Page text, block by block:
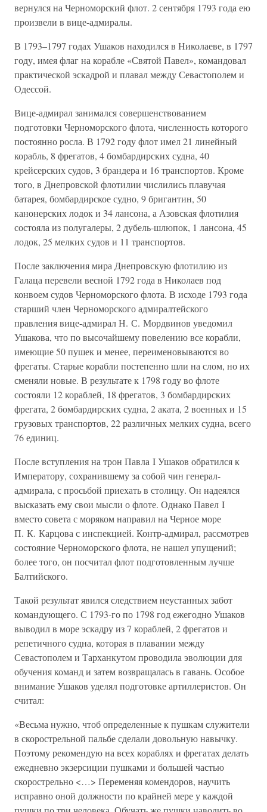
вернулся на Черноморский флот. 2 сентября 1793 года ею
произвели в вице-адмиралы.
В 1793–1797 годах Ушаков находился в Николаеве, в 1797
году, имея флаг на корабле «Святой Павел», командовал
практической эскадрой и плавал между Севастополем и
Одессой.
Вице-адмирал занимался совершенствованием
подготовки Черноморского флота, численность которого
постоянно росла. В 1792 году флот имел 21 линейный
корабль, 8 фрегатов, 4 бомбардирских судна, 40
крейсерских судов, 3 брандера и 16 транспортов. Кроме
того, в Днепровской флотилии числились плавучая
батарея, бомбардирское судно, 9 бригантин, 50
канонерских лодок и 34 лансона, а Азовская флотилия
состояла из полугалеры, 2 дубель-шлюпок, 1 лансона, 45
лодок, 25 мелких судов и 11 транспортов.
После заключения мира Днепровскую флотилию из
Галаца перевели весной 1792 года в Николаев под
конвоем судов Черноморского флота. В исходе 1793 года
старший член Черноморского адмиралтейского
правления вице-адмирал Н. С. Мордвинов уведомил
Ушакова, что по высочайшему повелению все корабли,
имеющие 50 пушек и менее, переименовываются во
фрегаты. Старые корабли постепенно шли на слом, но их
сменяли новые. В результате к 1798 году во флоте
состояли 12 кораблей, 18 фрегатов, 3 бомбардирских
фрегата, 2 бомбардирских судна, 2 аката, 2 военных и 15
грузовых транспортов, 22 различных мелких судна, всего
76 единиц.
После вступления на трон Павла I Ушаков обратился к
Императору, сохранившему за собой чин генерал-
адмирала, с просьбой приехать в столицу. Он надеялся
высказать ему свои мысли о флоте. Однако Павел I
вместо совета с моряком направил на Черное море
П. К. Карцова с инспекцией. Контр-адмирал, рассмотрев
состояние Черноморского флота, не нашел упущений;
более того, он посчитал флот подготовленным лучше
Балтийского.
Такой результат явился следствием неустанных забот
командующего. С 1793-го по 1798 год ежегодно Ушаков
выводил в море эскадру из 7 кораблей, 2 фрегатов и
репетичного судна, которая в плавании между
Севастополем и Тарханкутом проводила эволюции для
обучения команд и затем возвращалась в гавань. Особое
внимание Ушаков уделял подготовке артиллеристов. Он
считал:
«Весьма нужно, чтоб определенные к пушкам служители
в скорострельной пальбе сделали довольную навычку.
Поэтому рекомендую на всех кораблях и фрегатах делать
ежедневно экзерсиции пушками и большей частью
скорострельно <…> Переменяя комендоров, научить
исправно оной должности по крайней мере у каждой